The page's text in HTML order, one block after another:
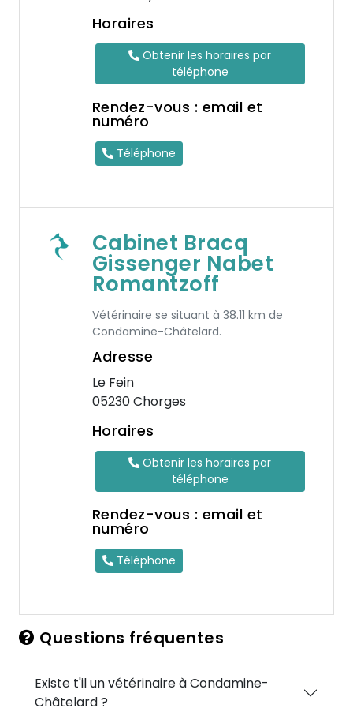
Horaires
Obtenir les horaires par
téléphone
Rendez-vous : email et
numéro
Téléphone
Cabinet Bracq
Gissenger Nabet
Romantzoff
Vétérinaire se situant à 38.11 km de
Condamine-Châtelard.
Adresse
Le Fein
05230 Chorges
Horaires
Obtenir les horaires par
téléphone
Rendez-vous : email et
numéro
Téléphone
Questions fréquentes
Existe t'il un vétérinaire à Condamine-
Châtelard ?